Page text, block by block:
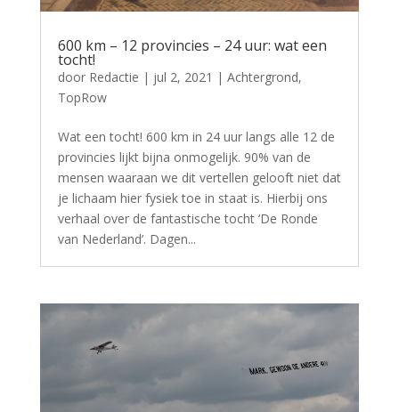
600 km – 12 provincies – 24 uur: wat een
tocht!
door Redactie | jul 2, 2021 | Achtergrond,
TopRow
Wat een tocht! 600 km in 24 uur langs alle 12 de
provincies lijkt bijna onmogelijk. 90% van de
mensen waaraan we dit vertellen gelooft niet dat
je lichaam hier fysiek toe in staat is. Hierbij ons
verhaal over de fantastische tocht ‘De Ronde
van Nederland’. Dagen...